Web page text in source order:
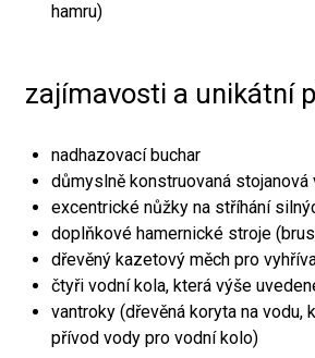
hamru)
zajímavosti a unikátní
nadhazovací buchar
důmyslně konstruovaná stojanová
excentrické nůžky na stříhání
doplňkové hamernické stroje
dřevěný kazetový měch pro
čtyři vodní kola, která výše
vantroky (dřevěná koryta na vodu,
přívod vody pro vodní kolo)